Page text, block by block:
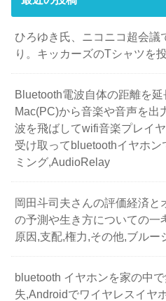
ひろゆき氏、ニコニコ超会
り。キッカーズのTシャツを
Bluetooth電波自体の距離を延
Mac(PC)から音楽や音声を出
波を飛ばしてwifi音楽プレイ
受け取ってbluetoothイヤホ
ミング,AudioRelay
岡田斗司夫さんの評価経済と
の予測や生き方についての一
原因,支配,権力,その他,ブルー
bluetooth イヤホンを家の中
失,Androidでワイヤレスイヤ